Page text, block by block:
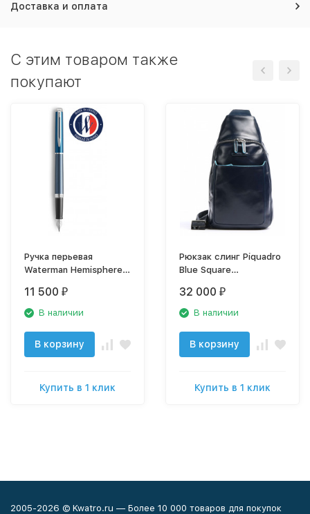
Доставка и оплата
C этим товаром также
покупают
Ручка перьевая
Waterman Hemisphere
перо сталь
нержавеющая
11 500 ₽
В наличии
В корзину
Купить в 1 клик
Рюкзак слинг Piquadro
Blue Square
натур.кожа
32 000 ₽
В наличии
В корзину
Купить в 1 клик
2005-2026 © Kwatro.ru — Более 10 000 товаров для покупок